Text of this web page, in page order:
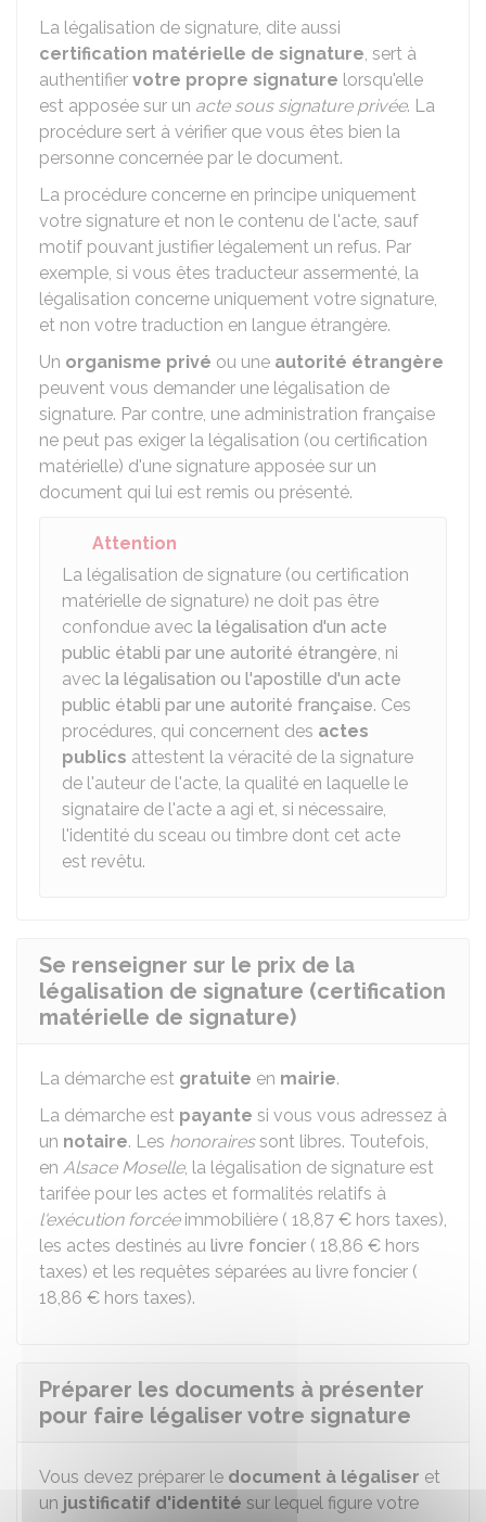
La légalisation de signature, dite aussi
certification matérielle de signature, sert à
authentifier votre propre signature lorsqu'elle
est apposée sur un acte sous signature privée. La
procédure sert à vérifier que vous êtes bien la
personne concernée par le document.
La procédure concerne en principe uniquement
votre signature et non le contenu de l'acte, sauf
motif pouvant justifier légalement un refus. Par
exemple, si vous êtes traducteur assermenté, la
légalisation concerne uniquement votre signature,
et non votre traduction en langue étrangère.
Un organisme privé ou une autorité étrangère
peuvent vous demander une légalisation de
signature. Par contre, une administration française
ne peut pas exiger la légalisation (ou certification
matérielle) d'une signature apposée sur un
document qui lui est remis ou présenté.
Attention
La légalisation de signature (ou certification
matérielle de signature) ne doit pas être
confondue avec la légalisation d'un acte
public établi par une autorité étrangère, ni
avec la légalisation ou l'apostille d'un acte
public établi par une autorité française. Ces
procédures, qui concernent des actes
publics attestent la véracité de la signature
de l'auteur de l'acte, la qualité en laquelle le
signataire de l'acte a agi et, si nécessaire,
l'identité du sceau ou timbre dont cet acte
est revêtu.
Se renseigner sur le prix de la
légalisation de signature (certification
matérielle de signature)
La démarche est gratuite en mairie.
La démarche est payante si vous vous adressez à
un notaire. Les honorairessont libres. Toutefois,
en Alsace Moselle, la légalisation de signature est
tarifée pour les actes et formalités relatifs à
l'exécution forcéeimmobilière ( 18,87 € hors taxes),
les actes destinés au livre foncier ( 18,86 € hors
taxes) et les requêtes séparées au livre foncier (
18,86 € hors taxes).
Préparer les documents à présenter
pour faire légaliser votre signature
Vous devez préparer le document à légaliser et
un justificatif d'identité sur lequel figure votre